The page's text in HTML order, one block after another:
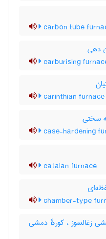
carbon tube
دهی
carburising
carinthian furnace
سختی
case-hardening
catalan furnace
chamber-type
زغالسوز ، کورهٔ دمشی